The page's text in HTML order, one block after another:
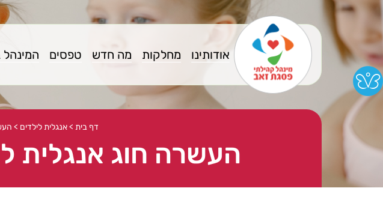
אודותינו מחלקות מה חדש טפסים
דף בית >אנגלית לילדים >
העשרה חוג אנגלית